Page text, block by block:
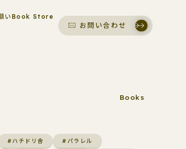
い Book Store
お問い合わせ
Books
#ハチドリ舎 #パラレル